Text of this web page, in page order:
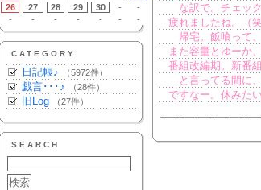
26
27 28 29 30 -
-
-
- - - - - -
CATEGORY
日記帳♪ （5972件）
戯言･･･♪ （28件）
旧Log （27件）
SEARCH
な訳で。チェッ
疲れましたね。（笑
帰宅。飯喰って
また容量とゆーか
番組改編期。新番
と言ってる間に
ですなー。休みたい